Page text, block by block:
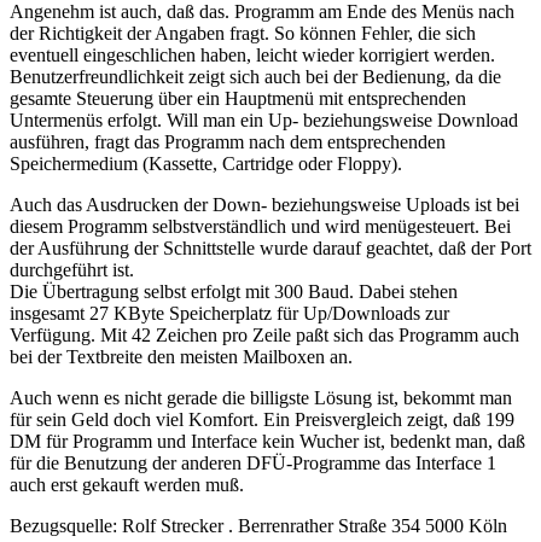
Angenehm ist auch, daß das. Programm am Ende des Menüs nach
der Richtigkeit der Angaben fragt. So können Fehler, die sich
eventuell eingeschlichen haben, leicht wieder korrigiert werden.
Benutzerfreundlichkeit zeigt sich auch bei der Bedienung, da die
gesamte Steuerung über ein Hauptmenü mit entsprechenden
Untermenüs erfolgt. Will man ein Up- beziehungsweise Download
ausführen, fragt das Programm nach dem entsprechenden
Speichermedium (Kassette, Cartridge oder Floppy).
Auch das Ausdrucken der Down- beziehungsweise Uploads ist bei
diesem Programm selbstverständlich und wird menügesteuert. Bei
der Ausführung der Schnittstelle wurde darauf geachtet, daß der Port
durchgeführt ist.
Die Übertragung selbst erfolgt mit 300 Baud. Dabei stehen
insgesamt 27 KByte Speicherplatz für Up/Downloads zur
Verfügung. Mit 42 Zeichen pro Zeile paßt sich das Programm auch
bei der Textbreite den meisten Mailboxen an.
Auch wenn es nicht gerade die billigste Lösung ist, bekommt man
für sein Geld doch viel Komfort. Ein Preisvergleich zeigt, daß 199
DM für Programm und Interface kein Wucher ist, bedenkt man, daß
für die Benutzung der anderen DFÜ-Programme das Interface 1
auch erst gekauft werden muß.
Bezugsquelle: Rolf Strecker . Berrenrather Straße 354 5000 Köln